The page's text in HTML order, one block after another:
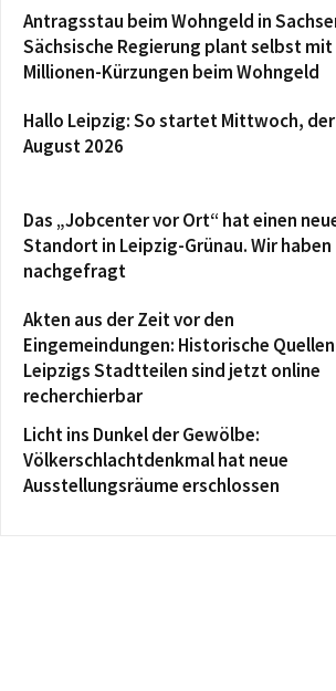
Antragsstau beim Wohngeld in
Sächsische Regierung plant selbst mit
Millionen-Kürzungen beim Wohngeld
Hallo Leipzig: So startet Mittwoch, der
August 2026
Das „Jobcenter vor Ort“ hat einen
Standort in Leipzig-Grünau. Wir haben
nachgefragt
Akten aus der Zeit vor den
Eingemeindungen: Historische
Leipzigs Stadtteilen sind jetzt online
recherchierbar
Licht ins Dunkel der Gewölbe:
Völkerschlachtdenkmal hat neue
Ausstellungsräume erschlossen